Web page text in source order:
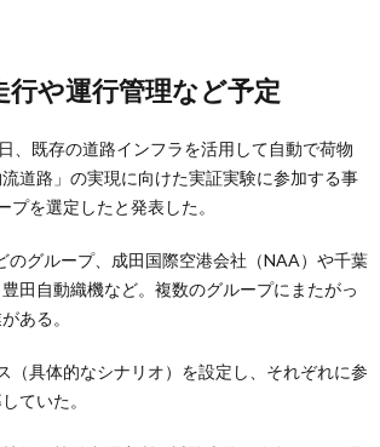
行や運行管理など予定
、既存の道路インフラを活用して自動で荷物
道路」の実現に向けた実証実験に参加する事
プを選定したと発表した。
のグループ、成田国際空港会社（NAA）や千葉
田自動織機など。複数のグループにまたがっ
ある。
（具体的なシナリオ）を設定し、それぞれに参
ていた。